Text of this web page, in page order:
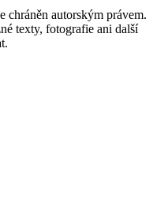
chráněn autorským právem.
texty, fotografie ani další